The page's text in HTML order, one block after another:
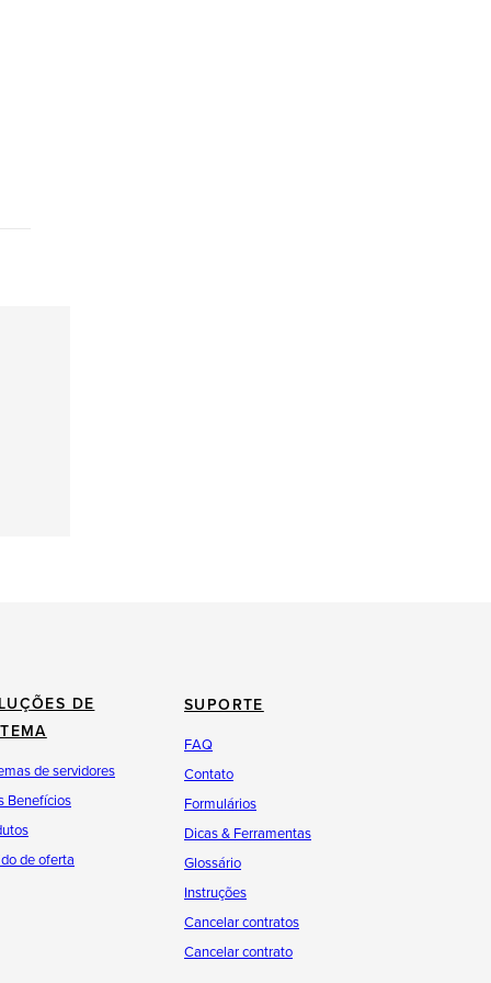
DE
de servidores
Benefícios
de oferta
SUPORTE
FAQ
Contato
Formulários
Dicas & Ferramentas
Glossário
Instruções
Cancelar contratos
Cancelar contrato